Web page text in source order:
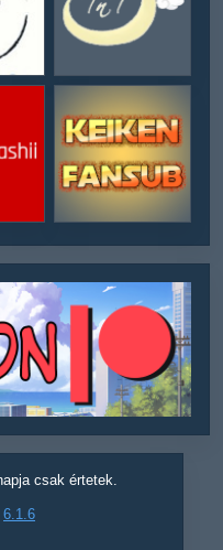
csak értetek.
6.1.6